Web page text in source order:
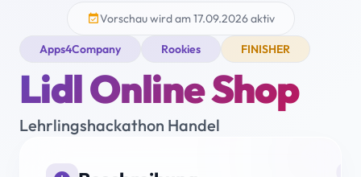
event_availableVorschau wird am 17.09.2026 aktiv
Apps4Company Rookies FINISHER
Lidl Online Shop
Lehrlingshackathon Handel